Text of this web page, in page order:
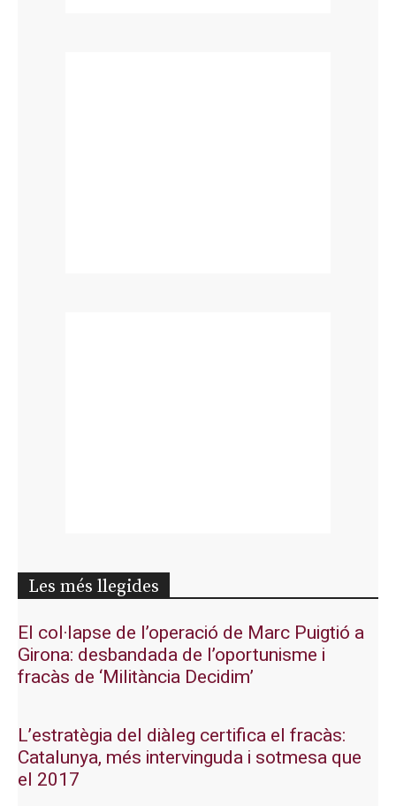
Les més llegides
El col·lapse de l’operació de Marc Puigtió a
Girona: desbandada de l’oportunisme i
fracàs de ‘Militància Decidim’
L’estratègia del diàleg certifica el fracàs:
Catalunya, més intervinguda i sotmesa que
el 2017